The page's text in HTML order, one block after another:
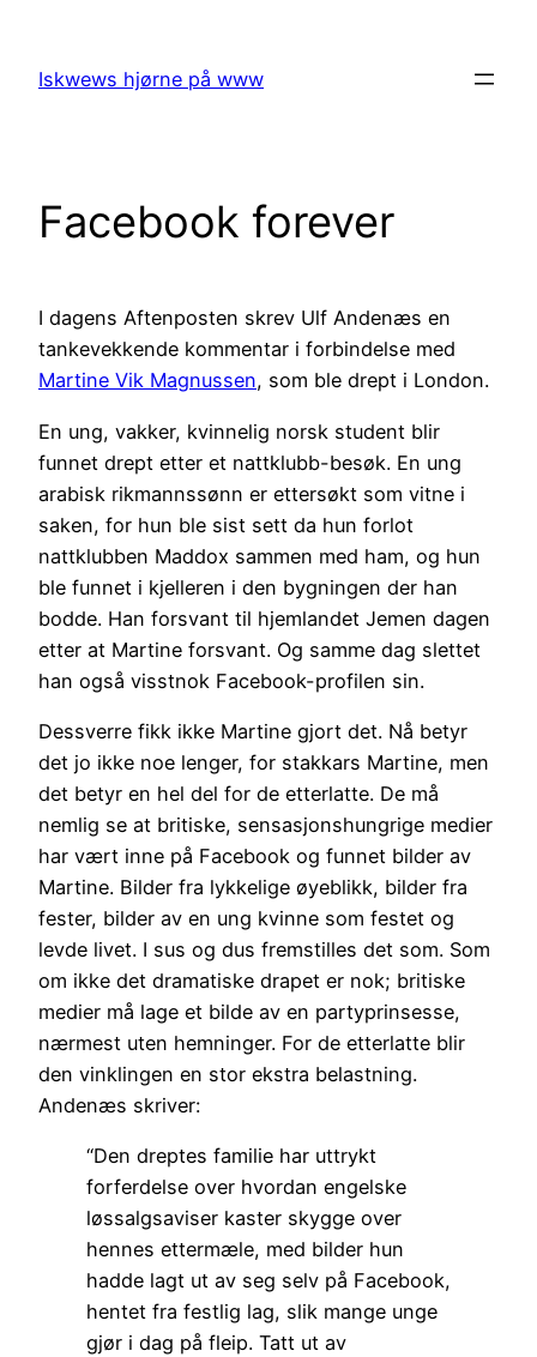
content
Iskwews hjørne på www
Facebook forever
I dagens Aftenposten skrev Ulf Andenæs en
tankevekkende kommentar i forbindelse med
Martine Vik Magnussen, som ble drept i London.
En ung, vakker, kvinnelig norsk student blir
funnet drept etter et nattklubb-besøk. En ung
arabisk rikmannssønn er ettersøkt som vitne i
saken, for hun ble sist sett da hun forlot
nattklubben Maddox sammen med ham, og hun
ble funnet i kjelleren i den bygningen der han
bodde. Han forsvant til hjemlandet Jemen dagen
etter at Martine forsvant. Og samme dag slettet
han også visstnok Facebook-profilen sin.
Dessverre fikk ikke Martine gjort det. Nå betyr
det jo ikke noe lenger, for stakkars Martine, men
det betyr en hel del for de etterlatte. De må
nemlig se at britiske, sensasjonshungrige medier
har vært inne på Facebook og funnet bilder av
Martine. Bilder fra lykkelige øyeblikk, bilder fra
fester, bilder av en ung kvinne som festet og
levde livet. I sus og dus fremstilles det som. Som
om ikke det dramatiske drapet er nok; britiske
medier må lage et bilde av en partyprinsesse,
nærmest uten hemninger. For de etterlatte blir
den vinklingen en stor ekstra belastning.
Andenæs skriver:
“Den dreptes familie har uttrykt
forferdelse over hvordan engelske
løssalgsaviser kaster skygge over
hennes ettermæle, med bilder hun
hadde lagt ut av seg selv på Facebook,
hentet fra festlig lag, slik mange unge
gjør i dag på fleip. Tatt ut av